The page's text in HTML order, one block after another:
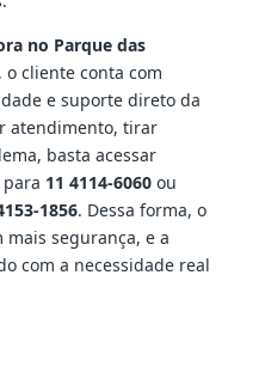
no Parque das
o cliente conta com
e suporte direto da
atendimento, tirar
basta acessar
11 4114-6060ou
1856. Dessa forma, o
segurança, e a
com a necessidade real